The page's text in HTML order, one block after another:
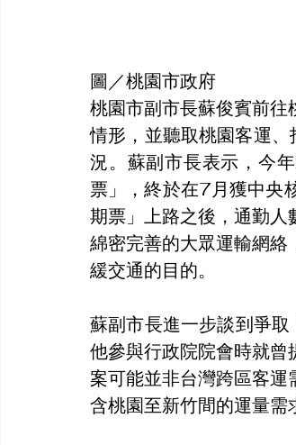
圖／桃園市政府
桃園市副市長蘇俊賓前
情形，並聽取桃園客運
況。蘇副市長表示，今
票」，終於在7月獲中央
期票」上路之後，通勤
綿密完善的大眾運輸網
緩交通的目的。
蘇副市長進一步談到爭
他參與行政院院會時就
案可能並非台灣跨區客
含桃園至新竹間的運量需